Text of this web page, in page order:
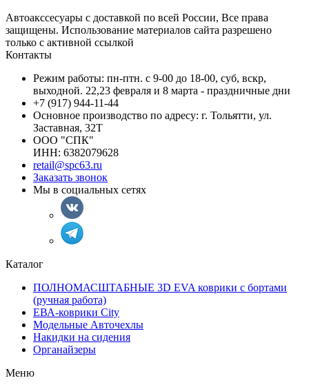
Автоакссесуары с доставкой по всей России, Все права
защищены. Использование материалов сайта разрешено
только с активной ссылкой
Контакты
Режим работы: пн-птн. с 9-00 до 18-00, суб, вскр,
выходной. 22,23 февраля и 8 марта - праздничные дни
+7 (917) 944-11-44
Основное производство по адресу: г. Тольятти, ул.
Заставная, 32Т
ООО "СПК"
ИНН: 6382079628
retail@spc63.ru
Заказать звонок
Мы в социальных сетях
Каталог
ПОЛНОМАСШТАБНЫЕ 3D EVA коврики с бортами
(ручная работа)
ЕВА-коврики City
Модельные Авточехлы
Накидки на сидения
Органайзеры
Меню